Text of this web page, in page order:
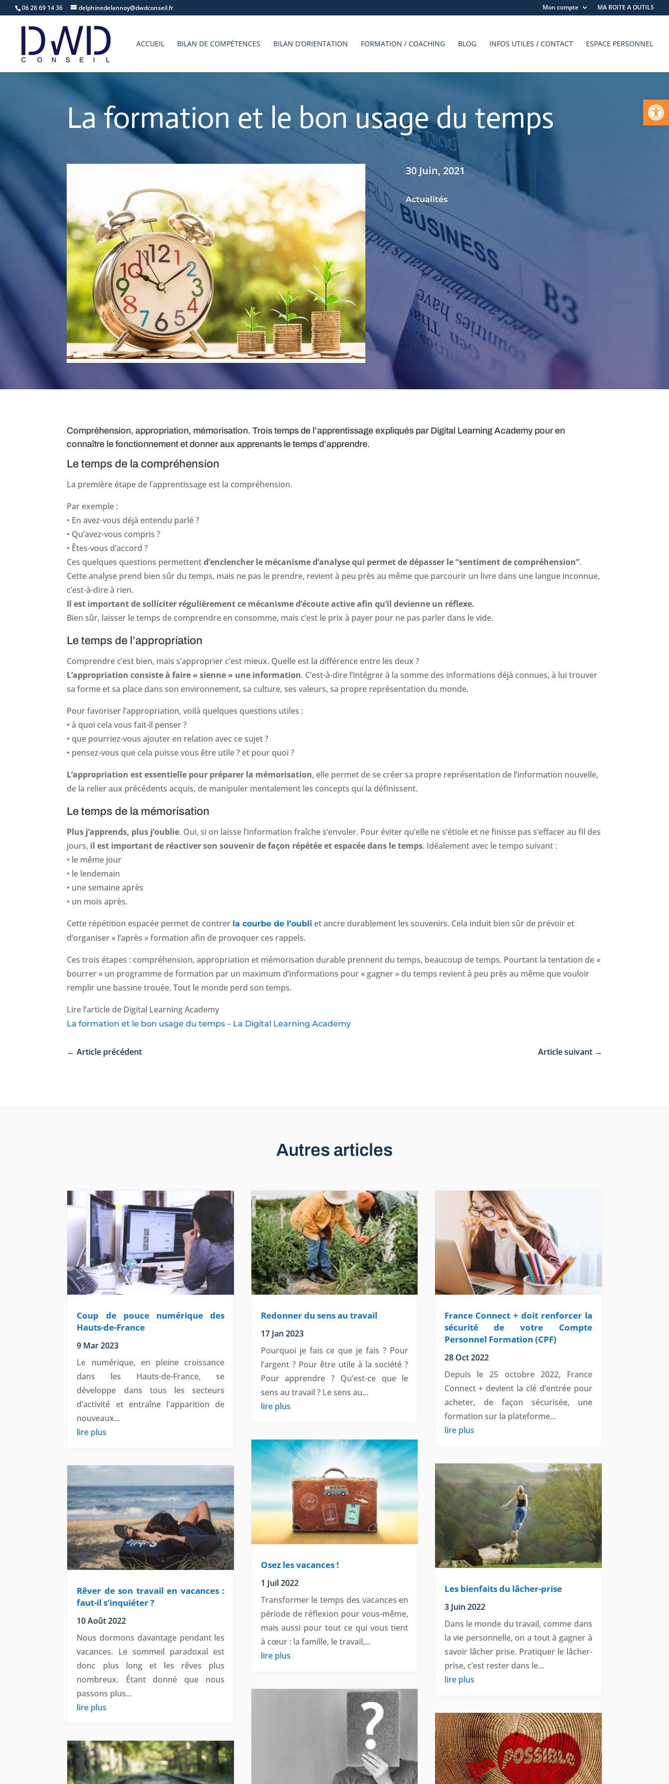
Ouvrir
06 26 69 14 36 delphinedelannoy@dwdconseil.fr Mon compte MA BOITE A OUTILS
ACCUEIL BILAN DE COMPÉTENCES BILAN D’ORIENTATION FORMATION / COACHING BLOG INFOS UTILES / CONTACT ESPACE PERSONNEL
La formation et le bon usage du temps
30 Juin, 2021
Actualités
Compréhension, appropriation, mémorisation. Trois temps de l’apprentissage expliqués par Digital Learning Academy pour en
connaître le fonctionnement et donner aux apprenants le temps d’apprendre.
Le temps de la compréhension
La première étape de l’apprentissage est la compréhension.
Par exemple :
• En avez-vous déjà entendu parlé ?
• Qu’avez-vous compris ?
• Êtes-vous d’accord ?
Ces quelques questions permettentd’enclencher le mécanisme d’analyse qui permet de dépasser le “sentiment de compréhension”.
Cette analyse prend bien sûr du temps, mais ne pas le prendre, revient à peu près au même que parcourir un livre dans une langue inconnue,
c’est-à-dire à rien.
Il est important de solliciter régulièrement ce mécanisme d’écoute active afin qu’il devienne un réflexe.
Bien sûr, laisser le temps de comprendre en consomme, mais c’est le prix à payer pour ne pas parler dans le vide.
Le temps de l’appropriation
Comprendre c’est bien, mais s’approprier c’est mieux. Quelle est la différence entre les deux ?
L’appropriation consiste à faire « sienne » une information. C’est-à-dire l’intégrer à la somme des informations déjà connues, à lui trouver
sa forme et sa place dans son environnement, sa culture, ses valeurs, sa propre représentation du monde.
Pour favoriser l’appropriation, voilà quelques questions utiles :
• à quoi cela vous fait-il penser ?
• que pourriez-vous ajouter en relation avec ce sujet ?
• pensez-vous que cela puisse vous être utile ? et pour quoi ?
L’appropriation est essentielle pour préparer la mémorisation, elle permet de se créer sa propre représentation de l’information nouvelle,
de la relier aux précédents acquis, de manipuler mentalement les concepts qui la définissent.
Le temps de la mémorisation
Plus j’apprends, plus j’oublie. Oui, si on laisse l’information fraîche s’envoler. Pour éviter qu’elle ne s’étiole et ne finisse pas s’effacer au fil des
jours, il est important de réactiver son souvenir de façon répétée et espacée dans le temps. Idéalement avec le tempo suivant :
• le même jour
• le lendemain
• une semaine après
• un mois après.
Cette répétition espacée permet de contrer la courbe de l’oubli et ancre durablement les souvenirs. Cela induit bien sûr de prévoir et
d’organiser « l’après » formation afin de provoquer ces rappels.
Ces trois étapes : compréhension, appropriation et mémorisation durable prennent du temps, beaucoup de temps. Pourtant la tentation de «
bourrer » un programme de formation par un maximum d’informations pour « gagner » du temps revient à peu près au même que vouloir
remplir une bassine trouée. Tout le monde perd son temps.
Lire l’article de Digital Learning Academy
La formation et le bon usage du temps – La Digital Learning Academy
←Article précédent Article suivant→
Autres articles
Coup de pouce numérique des
Hauts-de-France
9 Mar 2023
Le numérique, en pleine croissance
dans les Hauts-de-France, se
développe dans tous les secteurs
d’activité et entraîne l'apparition de
nouveaux...
lire plus
Rêver de son travail en vacances :
faut-il s’inquiéter ?
10 Août 2022
Nous dormons davantage pendant les
vacances. Le sommeil paradoxal est
donc plus long et les rêves plus
nombreux. Étant donné que nous
passons plus...
lire plus
Redonner du sens au travail
17 Jan 2023
Pourquoi je fais ce que je fais ? Pour
l’argent ? Pour être utile à la société ?
Pour apprendre ? Qu’est-ce que le
sens au travail ? Le sens au...
lire plus
Osez les vacances !
1 Juil 2022
Transformer le temps des vacances en
période de réflexion pour vous-même,
mais aussi pour tout ce qui vous tient
à cœur : la famille, le travail,...
lire plus
France Connect + doit renforcer la
sécurité de votre Compte
Personnel Formation (CPF)
28 Oct 2022
Depuis le 25 octobre 2022, France
Connect + devient la clé d’entrée pour
acheter, de façon sécurisée, une
formation sur la plateforme...
lire plus
Les bienfaits du lâcher-prise
3 Juin 2022
Dans le monde du travail, comme dans
la vie personnelle, on a tout à gagner à
savoir lâcher prise. Pratiquer le lâcher-
prise, c’est rester dans le...
lire plus